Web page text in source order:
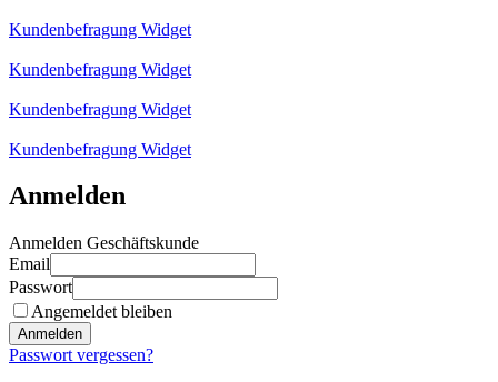
Kundenbefragung Widget
Kundenbefragung Widget
Kundenbefragung Widget
Kundenbefragung Widget
Anmelden
Anmelden Geschäftskunde
Email
Passwort
Angemeldet bleiben
Anmelden
Passwort vergessen?